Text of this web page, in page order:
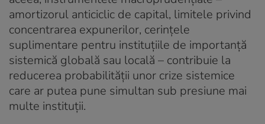
amortizorul anticiclic de capital, limitele privind
concentrarea expunerilor, cerințele
suplimentare pentru instituțiile de importanță
sistemică globală sau locală – contribuie la
reducerea probabilității unor crize sistemice
care ar putea pune simultan sub presiune mai
multe instituții.